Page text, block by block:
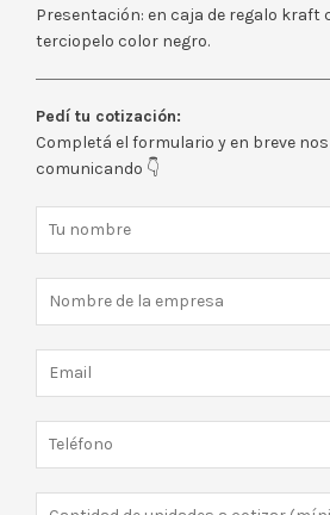
Presentación: en caja de regalo kraft
terciopelo color negro.
Pedí tu cotización:
Completá el formulario y en breve
comunicando 👇